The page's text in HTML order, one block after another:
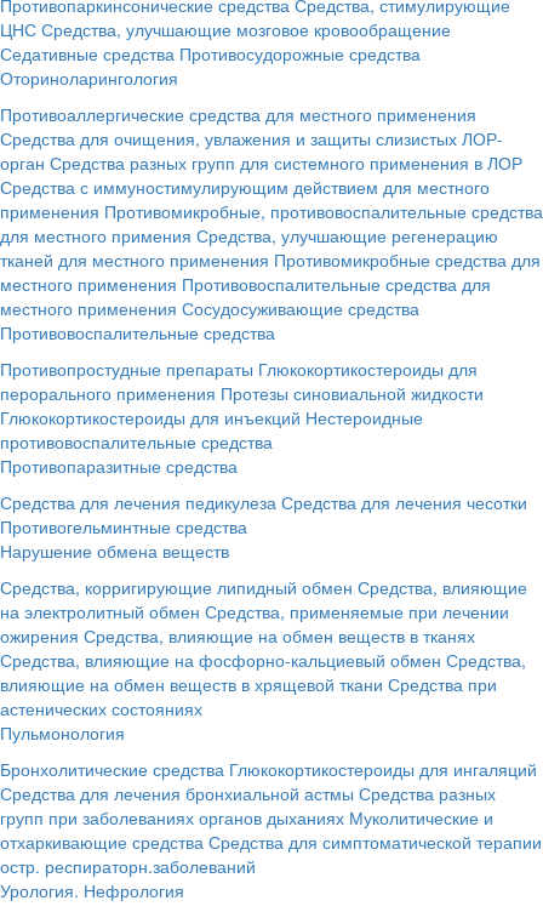
ЦНС Средства, улучшающие мозговое кровообращение
Седативные средства Противосудорожные средства
Оториноларингология
Противоаллергические средства для местного применения
Средства для очищения, увлажения и защиты слизистых ЛОР-
орган Средства разных групп для системного применения в ЛОР
Средства с иммуностимулирующим действием для местного
применения Противомикробные, противовоспалительные средства
для местного примения Средства, улучшающие регенерацию
тканей для местного применения Противомикробные средства для
местного применения Противовоспалительные средства для
местного применения Сосудосуживающие средства
Противовоспалительные средства
Противопростудные препараты Глюкокортикостероиды для
перорального применения Протезы синовиальной жидкости
Глюкокортикостероиды для инъекций Нестероидные
противовоспалительные средства
Противопаразитные средства
Средства для лечения педикулеза Средства для лечения чесотки
Противогельминтные средства
Нарушение обмена веществ
Средства, корригирующие липидный обмен Средства, влияющие
на электролитный обмен Средства, применяемые при лечении
ожирения Средства, влияющие на обмен веществ в тканях
Средства, влияющие на фосфорно-кальциевый обмен Средства,
влияющие на обмен веществ в хрящевой ткани Средства при
астенических состояниях
Пульмонология
Бронхолитические средства Глюкокортикостероиды для ингаляций
Средства для лечения бронхиальной астмы Средства разных
групп при заболеваниях органов дыханиях Муколитические и
отхаркивающие средства Средства для симптоматической терапии
остр. респираторн.заболеваний
Урология. Нефрология